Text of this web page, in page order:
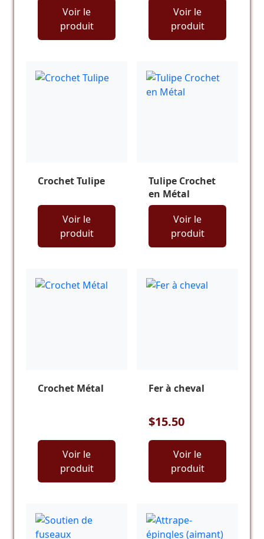
Voir le
produit
Voir le
produit
Crochet Tulipe
Voir le
produit
Tulipe Crochet
en Métal
Voir le
produit
Crochet Métal
Voir le
produit
Fer à cheval
$15.50
Voir le
produit